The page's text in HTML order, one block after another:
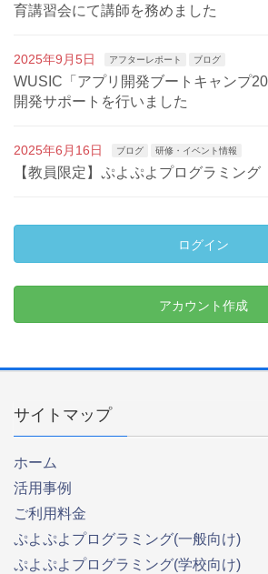
育講習会にて講師を務めました
2025年9月5日 アフターレポート ブログ
WUSIC「アプリ開発ブートキャンプ
開発サポートを行いました
2025年6月16日 ブログ 研修・イベント情報
【教員限定】ぷよぷよプログラミン
ログイン
アカウント作成
サイトマップ
ホーム
活用事例
ご利用料金
ぷよぷよプログラミング(一般向け)
ぷよぷよプログラミング(学校向け)